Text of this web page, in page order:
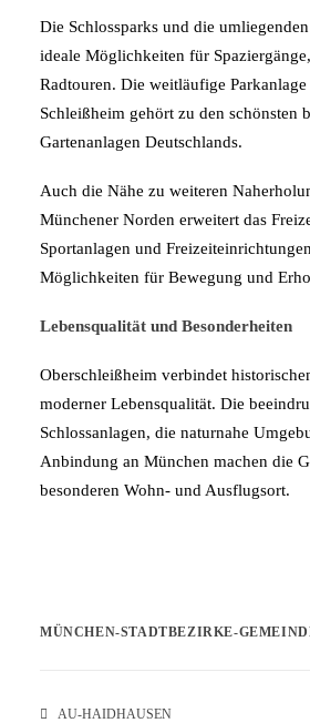
Die Schlossparks und die
ideale Möglichkeiten für
Radtouren. Die weitläufige
Schleißheim gehört zu den schönsten
Gartenanlagen Deutschlands.
Auch die Nähe zu weiteren
Münchener Norden erweitert das
Sportanlagen und
Möglichkeiten für Bewegung und
Lebensqualität und Besonderheiten
Oberschleißheim verbindet
moderner Lebensqualität. Die
Schlossanlagen, die naturnahe
Anbindung an München machen die
besonderen Wohn- und Ausflugsort.
MÜNCHEN-STADTBEZIRKE-
AU-HAIDHAUSEN